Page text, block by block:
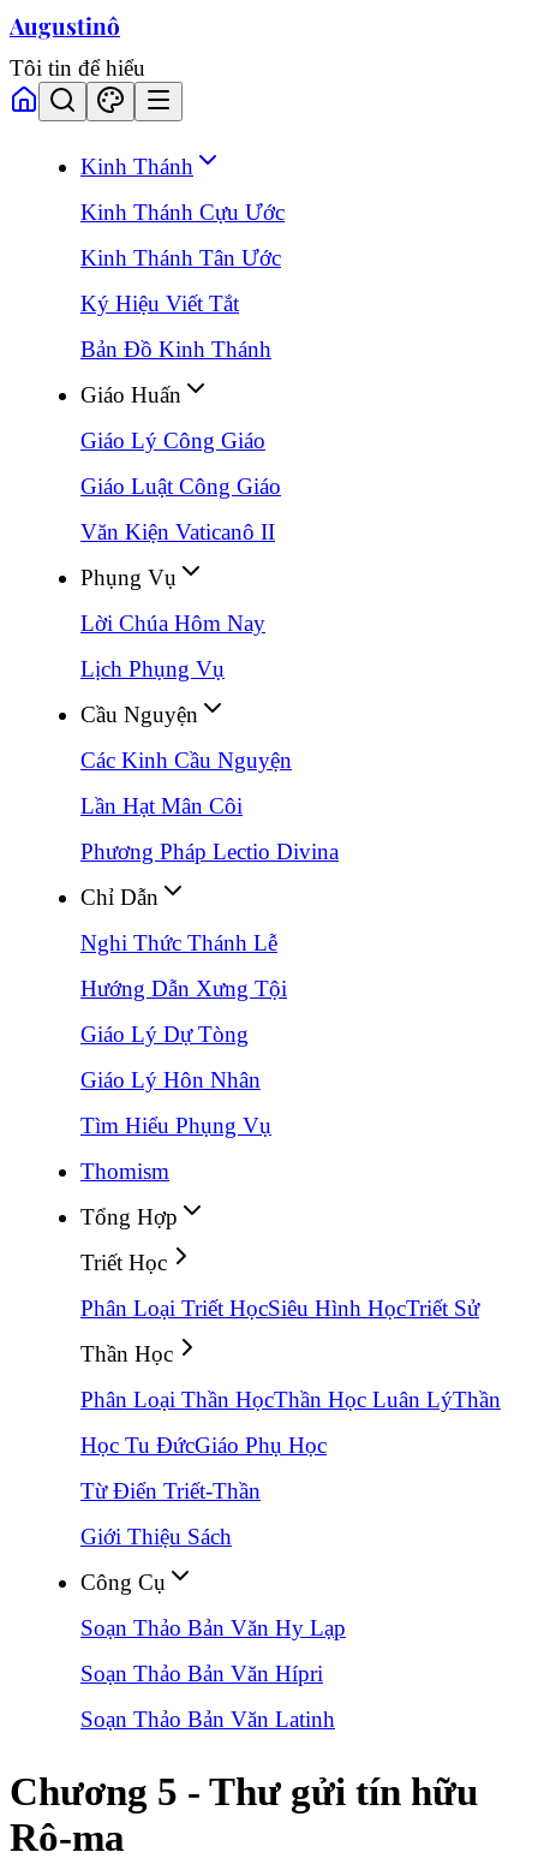
Augustinô
Tôi tin để hiểu
Kinh Thánh
Kinh Thánh Cựu Ước
Kinh Thánh Tân Ước
Ký Hiệu Viết Tắt
Bản Đồ Kinh Thánh
Giáo Huấn
Giáo Lý Công Giáo
Giáo Luật Công Giáo
Văn Kiện Vaticanô II
Phụng Vụ
Lời Chúa Hôm Nay
Lịch Phụng Vụ
Cầu Nguyện
Các Kinh Cầu Nguyện
Lần Hạt Mân Côi
Phương Pháp Lectio Divina
Chỉ Dẫn
Nghi Thức Thánh Lễ
Hướng Dẫn Xưng Tội
Giáo Lý Dự Tòng
Giáo Lý Hôn Nhân
Tìm Hiểu Phụng Vụ
Thomism
Tổng Hợp
Triết Học
Phân Loại Triết HọcSiêu Hình HọcTriết Sử
Thần Học
Phân Loại Thần HọcThần Học Luân LýThần
Học Tu ĐứcGiáo Phụ Học
Từ Điển Triết-Thần
Giới Thiệu Sách
Công Cụ
Soạn Thảo Bản Văn Hy Lạp
Soạn Thảo Bản Văn Hípri
Soạn Thảo Bản Văn Latinh
Chương 5 - Thư gửi tín hữu
Rô-ma